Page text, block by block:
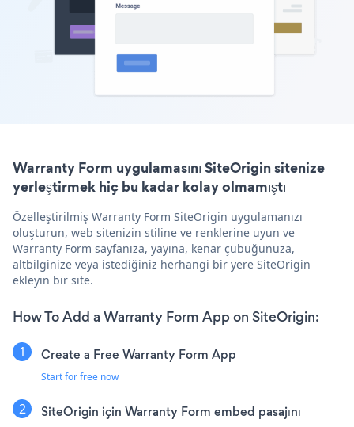
Warranty Form uygulamasını SiteOrigin sitenize
yerleştirmek hiç bu kadar kolay olmamıştı
Özelleştirilmiş Warranty Form SiteOrigin uygulamanızı
oluşturun, web sitenizin stiline ve renklerine uyun ve
Warranty Form sayfanıza, yayına, kenar çubuğunuza,
altbilginize veya istediğiniz herhangi bir yere SiteOrigin
ekleyin bir site.
How To Add a Warranty Form App on SiteOrigin:
Create a Free Warranty Form App
Start for free now
SiteOrigin için Warranty Form embed pasajını